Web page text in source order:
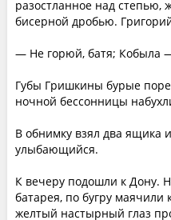
разостланное над степью,
бисерной дробью.
— Не горюй, батя; Кобыла
Губы Гришкины бурые
ночной бессонницы
В обнимку взял два ящика
улыбающийся.
К вечеру подошли к Дону.
батарея, по бугру
желтый настырный глаз